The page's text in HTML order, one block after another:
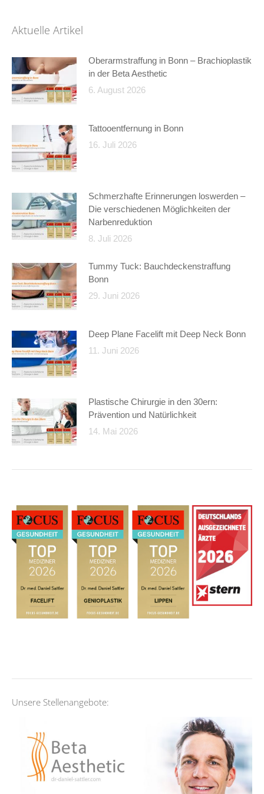
Aktuelle Artikel
Oberarmstraffung in Bonn – Brachioplastik
in der Beta Aesthetic
6. August 2026
Tattooentfernung in Bonn
16. Juli 2026
Schmerzhafte Erinnerungen loswerden –
Die verschiedenen Möglichkeiten der
Narbenreduktion
8. Juli 2026
Tummy Tuck: Bauchdeckenstraffung
Bonn
29. Juni 2026
Deep Plane Facelift mit Deep Neck Bonn
11. Juni 2026
Plastische Chirurgie in den 30ern:
Prävention und Natürlichkeit
14. Mai 2026
Unsere Stellenangebote: